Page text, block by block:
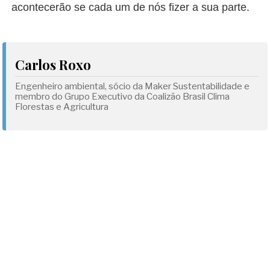
acontecerão se cada um de nós fizer a sua parte.
Carlos Roxo
Engenheiro ambiental, sócio da Maker Sustentabilidade e
membro do Grupo Executivo da Coalizão Brasil Clima
Florestas e Agricultura